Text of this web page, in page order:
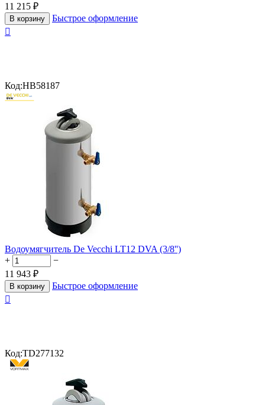
11 215 ₽
В корзину
Быстрое оформление

Код:HB58187
Водоумягчитель De Vecchi LT12 DVA (3/8'')
+
−
11 943 ₽
В корзину
Быстрое оформление

Код:TD277132